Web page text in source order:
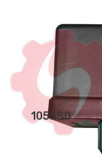
105580